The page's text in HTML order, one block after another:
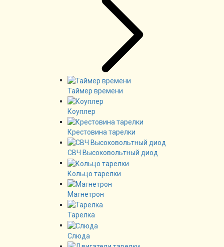
Таймер времени
Коуплер
Крестовина тарелки
СВЧ Высоковольтный диод
Кольцо тарелки
Магнетрон
Тарелка
Слюда